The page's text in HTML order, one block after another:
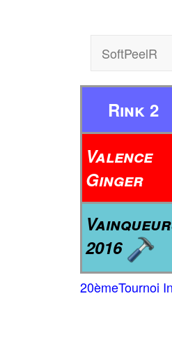
SoftPeelR
Rink 2
Valence
Ginger
2016
20èmeTournoi